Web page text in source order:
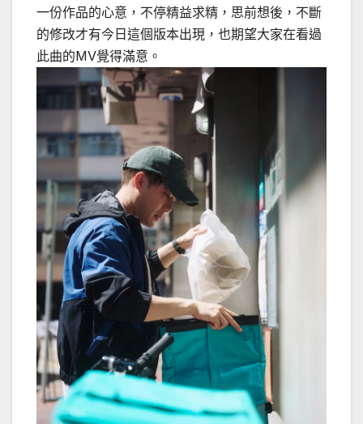
一份作品的心意，不停精益求精，思前想後，不斷
的修改才有今日這個版本出現，也期望大家在看過
此曲的MV覺得滿意。